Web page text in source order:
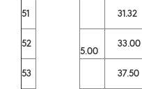
51
31.32
52
5.00
33.00
53
37.50